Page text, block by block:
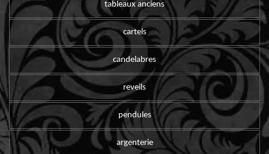
tableaux anciens
cartels
candelabres
reveils
pendules
argenterie